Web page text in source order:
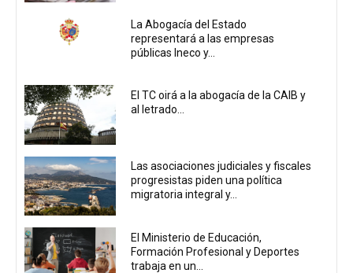
La Abogacía del Estado
representará a las empresas
públicas Ineco y...
El TC oirá a la abogacía de la CAIB y
al letrado...
Las asociaciones judiciales y fiscales
progresistas piden una política
migratoria integral y...
El Ministerio de Educación,
Formación Profesional y Deportes
trabaja en un...